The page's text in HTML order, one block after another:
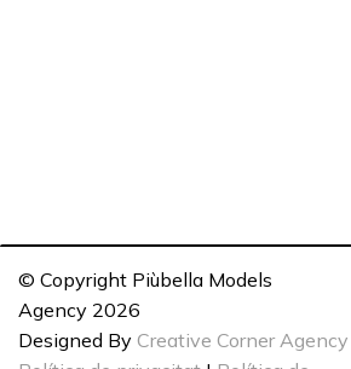
© Copyright Piùbella Models
Agency 2026
Designed By Creative Corner Agency